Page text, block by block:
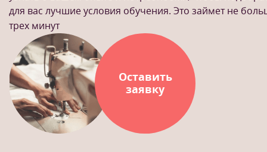
для вас лучшие условия обучения. Это займет не
трех минут
Оставить
заявку